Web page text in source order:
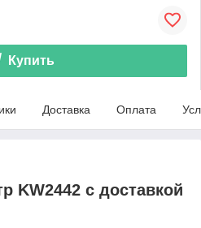
Купить
Доставка Оплата
KW2442 с доставкой